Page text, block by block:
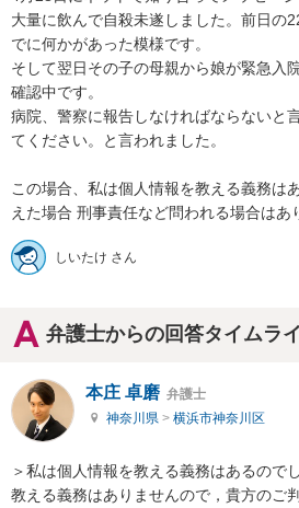
大量に飲んで自殺未遂しました。前日の
でに何かがあった模様です。
そして翌日その子の母親から娘が緊急入
確認中です。
病院、警察に報告しなければならないと
てください。と言われました。
この場合、私は個人情報を教える義務は
えた場合 刑事責任など問われる場合はあ
しいたけ さん
弁護士からの回答タイムラ
本庄 卓磨 弁護士
神奈川県 > 横浜市神奈川区
＞私は個人情報を教える義務はあるので
教える義務はありませんので，貴方のご